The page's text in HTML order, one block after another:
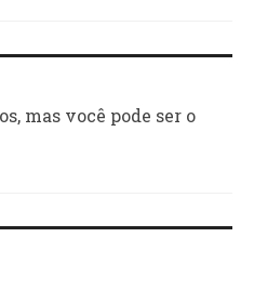
mas você pode ser o